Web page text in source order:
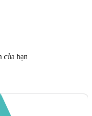
của bạn